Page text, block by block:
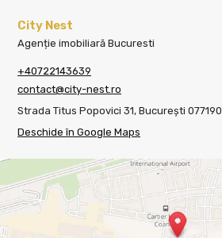
City Nest
Agenție imobiliară Bucuresti
+40722143639
contact@city-nest.ro
Strada Titus Popovici 31, București 077190
Deschide în Google Maps